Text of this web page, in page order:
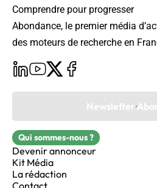
Comprendre pour progresser
Abondance, le premier média
des moteurs de recherche en
Newsletter
Qui sommes-nous ?
Devenir annonceur
Kit Média
La rédaction
Contact